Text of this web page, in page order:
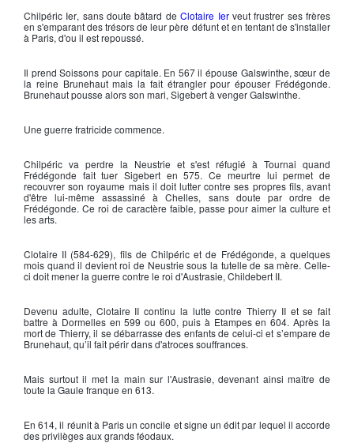
Chilpéric Ier, sans doute bâtard deClotaire Ierveut frustrer ses frères
en s'emparant des trésors de leur père défunt et en tentant de s'installer
à Paris, d'ou il est repoussé.
Il prend Soissons pour capitale. En 567 il épouse Galswinthe, sœur de
la reine Brunehautmais la fait étrangler pour épouser Frédégonde.
Brunehaut pousse alors son mari, Sigebert à venger Galswinthe.
Une guerre fratricide commence.
Chilpéric va perdre la Neustrie et s'est réfugié à Tournai quand
Frédégonde fait tuer Sigebert en 575. Ce meurtre lui permet de
recouvrer son royaume mais il doit lutter contre ses propres fils, avant
d'être lui-même assassiné à Chelles, sans doute par ordre de
Frédégonde. Ce roi de caractère faible, passe pour aimer la culture et
les arts.
Clotaire II (584-629), fils de Chilpéric et de Frédégonde, a quelques
mois quand il devient roi de Neustrie sous la tutelle de sa mère. Celle-
ci doit mener la guerre contre le roi d'Austrasie, Childebert II.
Devenu adulte, Clotaire II continu la lutte contre Thierry II et se fait
battre à Dormelles en 599 ou 600, puis à Etampes en 604. Après la
mort de Thierry, il se débarrasse des enfants de celui-ci et s’empare de
Brunehaut, qu’il fait périr dans d'atroces souffrances.
Mais surtout il met la main sur l'Austrasie, devenant ainsi maître de
toute la Gaule franque en 613.
En 614, il réunit à Paris un concile et signe un édit par lequel il accorde
des privilèges aux grands féodaux.